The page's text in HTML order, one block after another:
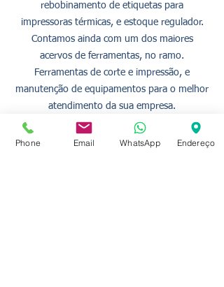
rebobinamento de etiquetas para
impressoras térmicas, e estoque regulador.
Contamos ainda com um dos maiores
acervos de ferramentas, no ramo.
Ferramentas de corte e impressão, e
manutenção de equipamentos para o melhor
atendimento da sua empresa.
Englobando a nossa área de produção fabril,
área de estocagem, as dependências
Phone Email WhatsApp Endereço